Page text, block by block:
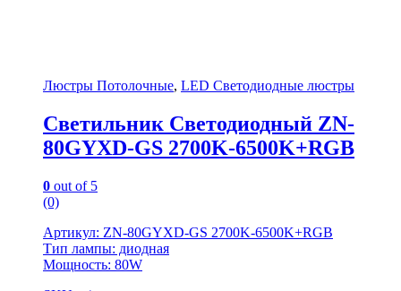
Люстры Потолочные, LED Светодиодные люстры
Светильник Светодиодный ZN-
80GYXD-GS 2700K-6500K+RGB
0 out of 5
(0)
Артикул: ZN-80GYXD-GS 2700K-6500K+RGB
Тип лампы: диодная
Мощность: 80W